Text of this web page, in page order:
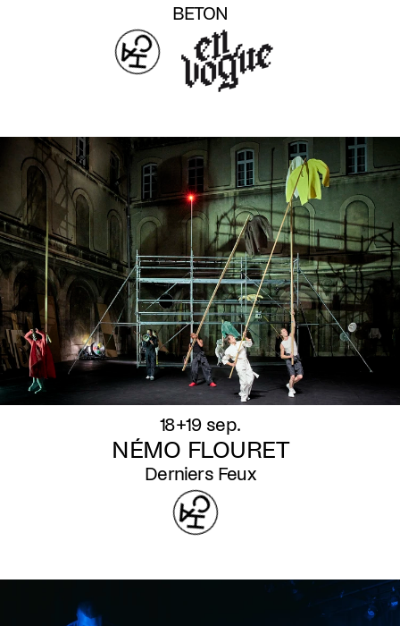
BETON
18+19 sep.
NÉMO FLOURET
Derniers Feux